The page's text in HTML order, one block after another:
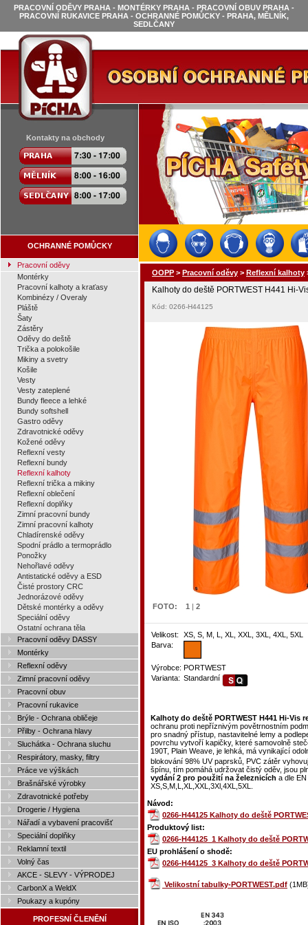
PRACOVNÍ ODĚVY PRAHA - MONTÉRKY PRAHA - PRACOVNÍ OBUV PRAHA -
PRACOVNÍ RUKAVICE PRAHA - OCHRANNÉ POMŮCKY - PRAHA, MĚLNÍK,
SEDLČANY
Kontakty na obchody
OCHRANNÉ POMŮCKY
Pracovní oděvy
Montérky
Pracovní kalhoty a kraťasy
Kombinézy / Overaly
Pláště
Šaty
Zástěry
Oděvy do deště
Trička a polokošile
Mikiny a svetry
Košile
Vesty
Vesty zateplené
Bundy fleece a lehké
Bundy softshell
Gastro oděvy
Zdravotnické oděvy
Kožené oděvy
Reflexní vesty
Reflexní bundy
Reflexní kalhoty
Reflexní trička a mikiny
Reflexní oblečení
Reflexní doplňky
Zimní pracovní bundy
Zimní pracovní kalhoty
Chladírenské oděvy
Spodní prádlo a termoprádlo
Ponožky
Nehořlavé oděvy
Antistatické oděvy a ESD
Čisté prostory CRC
Jednorázové oděvy
Dětské montérky a oděvy
Speciální oděvy
Ostatní ochrana těla
Pracovní oděvy DASSY
Montérky
Reflexní oděvy
Zimní pracovní oděvy
Pracovní obuv
Pracovní rukavice
Brýle - Ochrana obličeje
Přilby - Ochrana hlavy
Sluchátka - Ochrana sluchu
Respirátory, masky, filtry
Práce ve výškách
Brašnářské výrobky
Zdravotnické potřeby
Drogerie / Hygiena
Nářadí a vybavení pracovišť
Speciální doplňky
Reklamní textil
Volný čas
AKCE - SLEVY - VÝPRODEJ
CarbonX a WeldX
Poukazy a kupóny
PROFESNÍ ČLENĚNÍ
OOPP > Pracovní oděvy > Reflexní kalhoty
Kalhoty do deště PORTWEST H441 Hi-
Kód: 0266-H44125
FOTO: 1 | 2
Velikost:
XS, S, M, L, XL, XXL, 3XL, 4XL, 5XL
Barva:
Výrobce: PORTWEST
Varianta: Standardní
Kalhoty do deště PORTWEST H441 Hi-Vis
ochranu proti nepříznivým povětrnostním
pro snadný přístup, nastavitelné lemy a
povrchu vytvoří kapičky, které samovolně
190T, Plain Weave, je lehká, má vynikající
blokování 98% UV paprsků, PVC zátěr
špínu, tím pomáhá udržovat čistý oděv, jsou
vydání 2 pro použití na železnicích a dle
XS,S,M,L,XL,XXL,3Xl,4XL,5XL.
Návod:
0266-H44125 Kalhoty do deště
Produktový list:
0266-H44125_1 Kalhoty do deště
EU prohlášení o shodě:
0266-H44125_3 Kalhoty do deště
Velikostní tabulky-PORTWEST.pdf